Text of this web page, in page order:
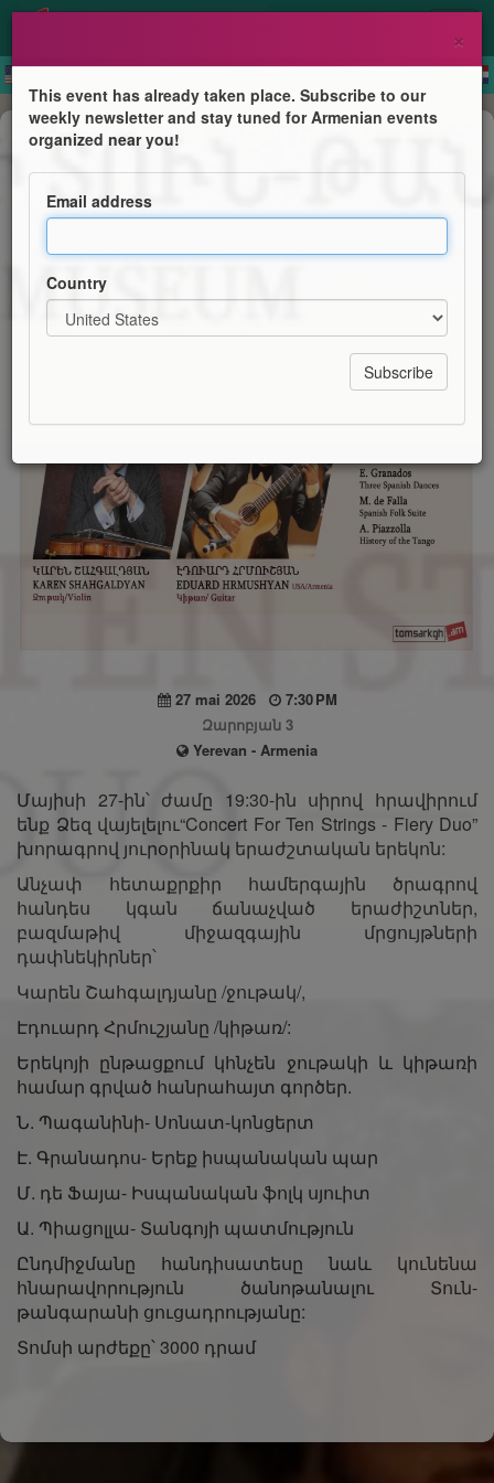
Concert
“Concert For Ten Strings - Fiery
Duo”
27 mai 2026
7:30 PM
Զարոբյան 3
Yerevan - Armenia
Մայիսի 27-ին՝ ժամը 19:30-ին սիրով հրավիրում
ենք Ձեզ վայելելու“Concert For Ten Strings - Fiery Duo”
խորագրով յուրօրինակ երաժշտական երեկոն:
Անչափ հետաքրքիր համերգային ծրագրով
հանդես կգան ճանաչված երաժիշտներ,
բազմաթիվ միջազգային մրցույթների
դափնեկիրներ՝
Կարեն Շահգալդյանը /ջութակ/,
Էդուարդ Հրմուշյանը /կիթառ/:
Երեկոյի ընթացքում կհնչեն ջութակի և կիթառի
համար գրված հանրահայտ գործեր.
Ն. Պագանինի- Սոնատ-կոնցերտ
Է. Գրանադոս- Երեք իսպանական պար
Մ. դե Ֆայա- Իսպանական ֆոլկ սյուիտ
Ա. Պիացոլլա- Տանգոյի պատմություն
Ընդմիջմանը հանդիսատեսը նաև կունենա
հնարավորություն ծանոթանալու Տուն-
թանգարանի ցուցադրությանը:
Տոմսի արժեքը՝ 3000 դրամ
×
This event has already taken place. Subscribe to our
weekly newsletter and stay tuned for Armenian events
organized near you!
Email address
Country